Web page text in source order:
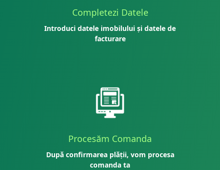
Completezi Datele
Introduci datele imobilului și datele de
facturare
Procesăm Comanda
După confirmarea plății, vom procesa
comanda ta